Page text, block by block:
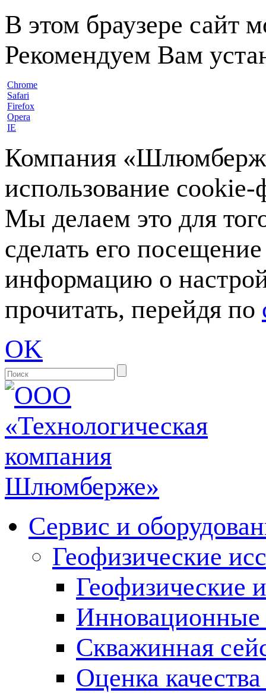
В этом браузере сайт
Рекомендуем Вам
Chrome
Safari
Firefox
Opera
IE
Компания
использование
Мы делаем это для
сделать его
информацию о
прочитать, перейдя по
OK
Сервис и
Геофизические
Геофизические
Инновационные
Скважинная
Оценка